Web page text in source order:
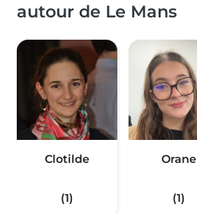
autour de Le Mans
Clotilde
(1)
Orane
(1)